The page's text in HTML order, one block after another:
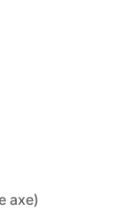
axe)